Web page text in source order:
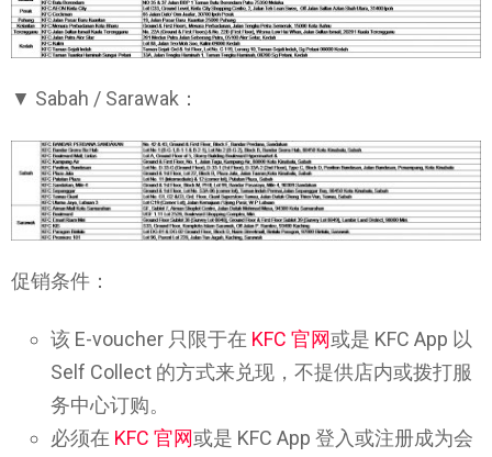
▼ Sabah / Sarawak：
促销条件：
该 E-voucher 只限于在 KFC 官网或是 KFC App 以
Self Collect 的方式来兑现，不提供店内或拨打服
务中心订购。
必须在 KFC 官网或是 KFC App 登入或注册成为会